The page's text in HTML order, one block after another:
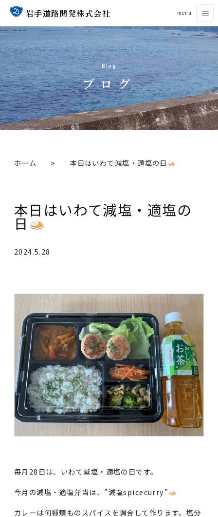
岩手道路開発株式会社 menu
Blog
ブログ
本日はいわて減塩・適塩の
日